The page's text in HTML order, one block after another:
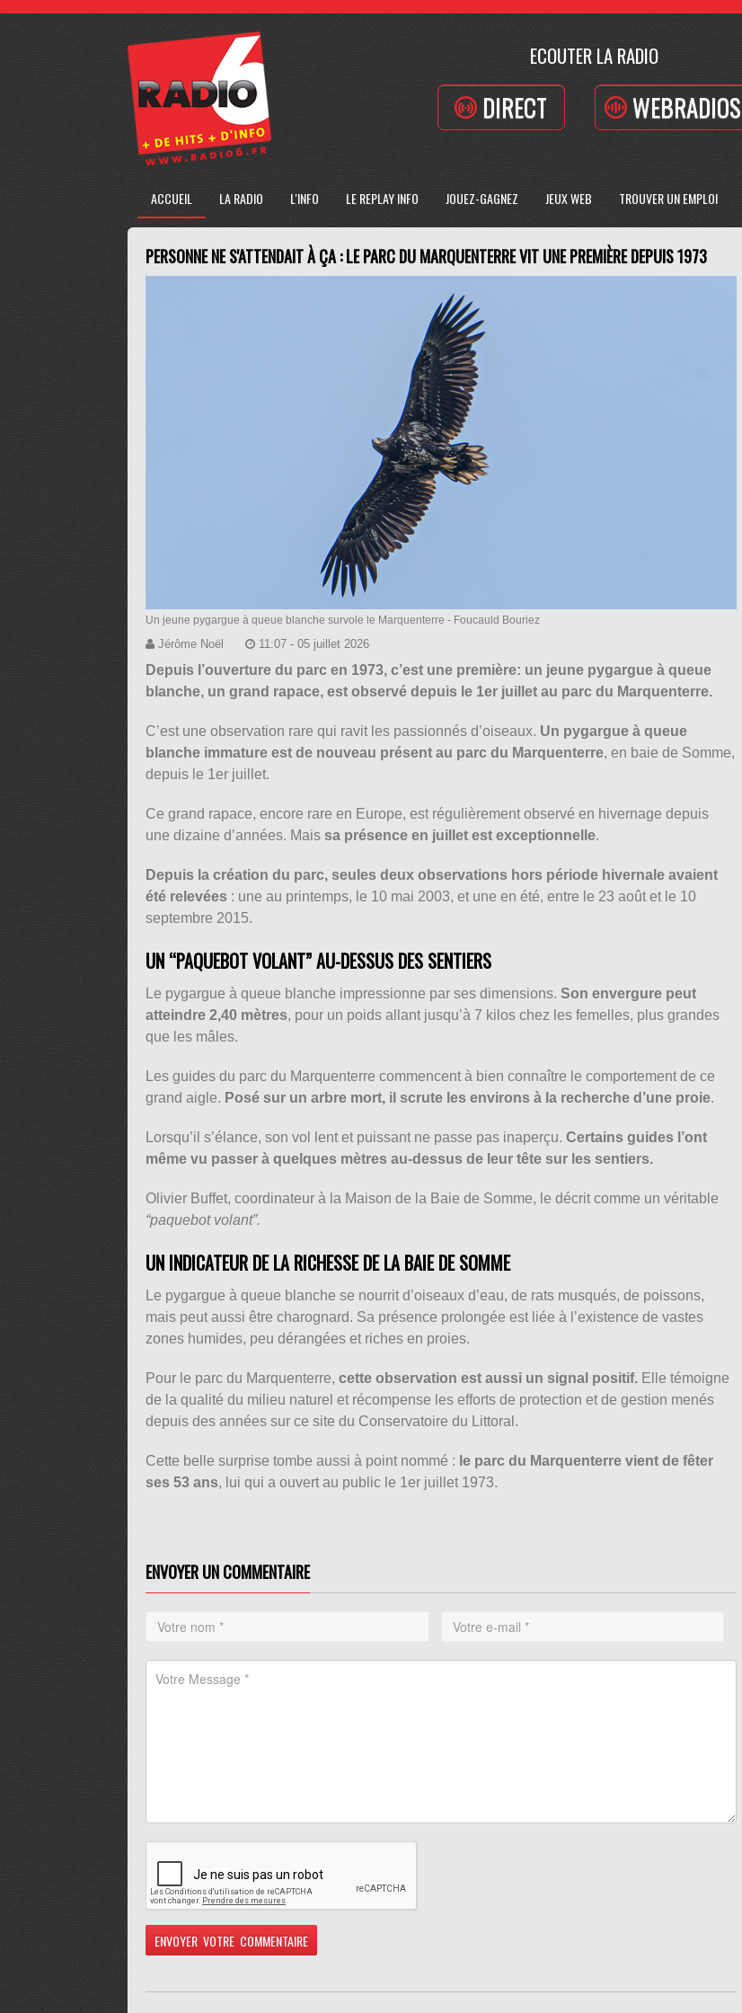
ECOUTER LA RADIO
DIRECT WEBRADIOS
ACCUEIL LA RADIO L'INFO LE REPLAY INFO JOUEZ-GAGNEZ JEUX WEB TROUVER UN EMPLOI
PERSONNE NE S'ATTENDAIT À ÇA : LE PARC DU MARQUENTERRE VIT UNE PREMIÈRE DEPUIS 1973
Un jeune pygargue à queue blanche survole le Marquenterre - Foucauld Bouriez
Jérôme Noël 11:07 - 05 juillet 2026
Depuis l’ouverture du parc en 1973, c’est une première: un jeune pygargue à queue
blanche, un grand rapace, est observé depuis le 1er juillet au parc du Marquenterre.
C’est une observation rare qui ravit les passionnés d’oiseaux. Un pygargue à queue
blanche immature est de nouveau présent au parc du Marquenterre, en baie de Somme,
depuis le 1er juillet.
Ce grand rapace, encore rare en Europe, est régulièrement observé en hivernage depuis
une dizaine d’années. Mais sa présence en juillet est exceptionnelle.
Depuis la création du parc, seules deux observations hors période hivernale avaient
été relevées : une au printemps, le 10 mai 2003, et une en été, entre le 23 août et le 10
septembre 2015.
UN “PAQUEBOT VOLANT” AU-DESSUS DES SENTIERS
Le pygargue à queue blanche impressionne par ses dimensions. Son envergure peut
atteindre 2,40 mètres, pour un poids allant jusqu’à 7 kilos chez les femelles, plus grandes
que les mâles.
Les guides du parc du Marquenterre commencent à bien connaître le comportement de ce
grand aigle. Posé sur un arbre mort, il scrute les environs à la recherche d’une proie.
Lorsqu’il s’élance, son vol lent et puissant ne passe pas inaperçu. Certains guides l’ont
même vu passer à quelques mètres au-dessus de leur tête sur les sentiers.
Olivier Buffet, coordinateur à la Maison de la Baie de Somme, le décrit comme un véritable
“paquebot volant”.
UN INDICATEUR DE LA RICHESSE DE LA BAIE DE SOMME
Le pygargue à queue blanche se nourrit d’oiseaux d’eau, de rats musqués, de poissons,
mais peut aussi être charognard. Sa présence prolongée est liée à l’existence de vastes
zones humides, peu dérangées et riches en proies.
Pour le parc du Marquenterre, cette observation est aussi un signal positif. Elle témoigne
de la qualité du milieu naturel et récompense les efforts de protection et de gestion menés
depuis des années sur ce site du Conservatoire du Littoral.
Cette belle surprise tombe aussi à point nommé : le parc du Marquenterre vient de fêter
ses 53 ans, lui qui a ouvert au public le 1er juillet 1973.
ENVOYER UN COMMENTAIRE